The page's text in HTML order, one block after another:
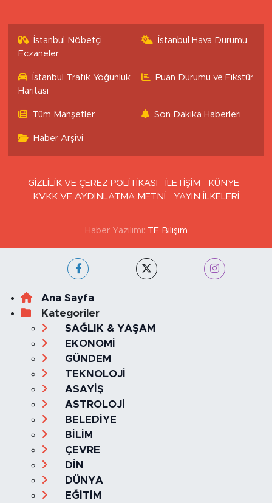
İstanbul Nöbetçi
Eczaneler
İstanbul Hava Durumu
İstanbul Trafik Yoğunluk
Haritası
Puan Durumu ve Fikstür
Tüm Manşetler Son Dakika Haberleri
Haber Arşivi
GİZLİLİK VE ÇEREZ POLİTİKASI İLETİŞİM
KÜNYE
KVKK VE AYDINLATMA METNİ
YAYIN İLKELERİ
Haber Yazılımı: TE Bilişim
Ana Sayfa
Kategoriler
SAĞLIK & YAŞAM
EKONOMİ
GÜNDEM
TEKNOLOJİ
ASAYİŞ
ASTROLOJİ
BELEDİYE
BİLİM
ÇEVRE
DİN
DÜNYA
EĞİTİM